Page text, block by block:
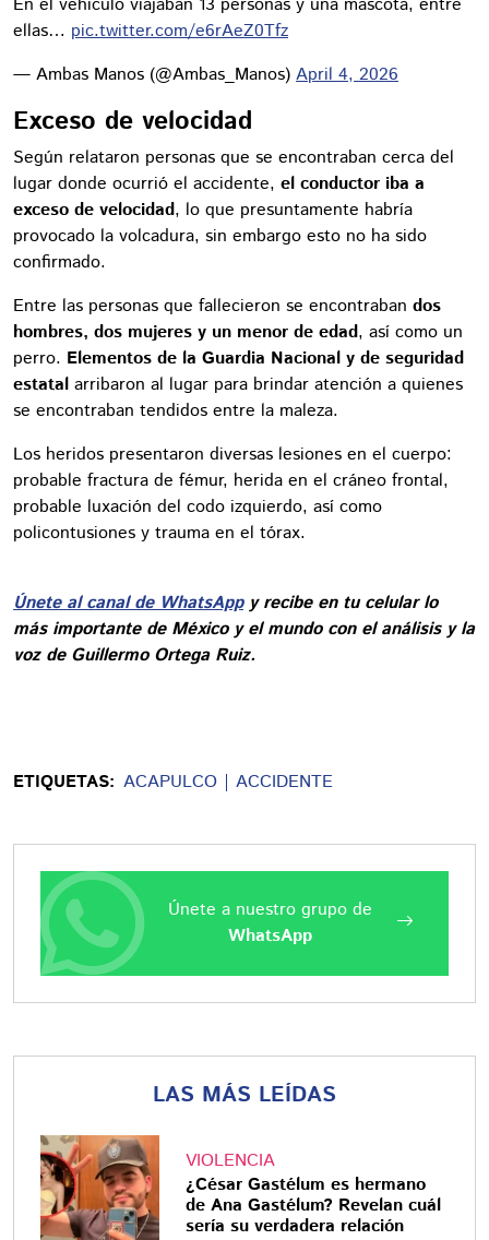
ellas… pic.twitter.com/e6rAeZ0Tfz
— Ambas Manos (@Ambas_Manos) April 4, 2026
Exceso de velocidad
Según relataron personas que se encontraban cerca del
lugar donde ocurrió el accidente, el conductor iba a
exceso de velocidad, lo que presuntamente habría
provocado la volcadura, sin embargo esto no ha sido
confirmado.
Entre las personas que fallecieron se encontraban dos
hombres, dos mujeres y un menor de edad, así como un
perro. Elementos de la Guardia Nacional y de seguridad
estatal arribaron al lugar para brindar atención a quienes
se encontraban tendidos entre la maleza.
Los heridos presentaron diversas lesiones en el cuerpo:
probable fractura de fémur, herida en el cráneo frontal,
probable luxación del codo izquierdo, así como
policontusiones y trauma en el tórax.
Únete al canal de WhatsAppy recibe en tu celular lo
más importante de México y el mundo con el análisis y la
voz de Guillermo Ortega Ruiz.
ETIQUETAS: ACAPULCO ACCIDENTE
Únete a nuestro grupo de
WhatsApp
LAS MÁS LEÍDAS
VIOLENCIA
¿César Gastélum es hermano
de Ana Gastélum? Revelan cuál
sería su verdadera relación